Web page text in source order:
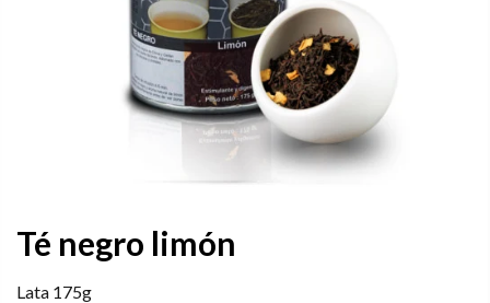
Té negro limón
Lata 175g